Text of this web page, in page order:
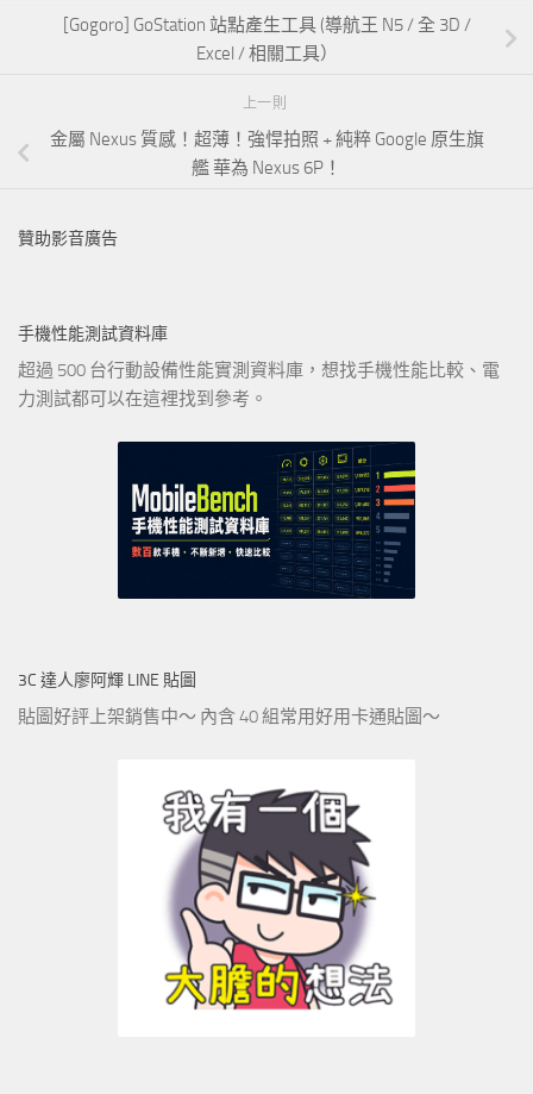
[Gogoro] GoStation 站點產生工具 (導航王 N5 / 全 3D /
Excel / 相關工具）
上一則
金屬 Nexus 質感！超薄！強悍拍照 + 純粹 Google 原生旗
艦 華為 Nexus 6P！
贊助影音廣告
手機性能測試資料庫
超過 500 台行動設備性能實測資料庫，想找手機性能比較、電
力測試都可以在這裡找到參考。
3C 達人廖阿輝 LINE 貼圖
貼圖好評上架銷售中～ 內含 40 組常用好用卡通貼圖～